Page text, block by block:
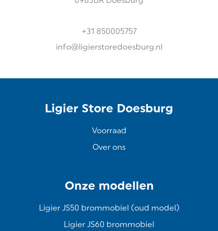
+31 850005757
info@ligierstoredoesburg.nl
Ligier Store Doesburg
Voorraad
Over ons
Onze modellen
Ligier JS50 brommobiel (oud model)
Ligier JS60 brommobiel